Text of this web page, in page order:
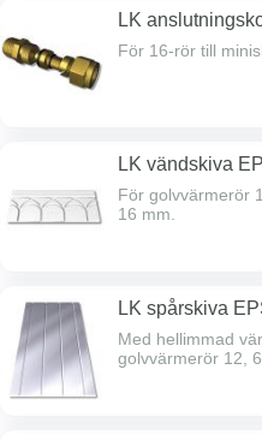
LK
För 16-rör till
LK vändskiva
För golvvärmerör
16 mm.
LK spårskiva
Med hellimmad
golvvärmerör 12,